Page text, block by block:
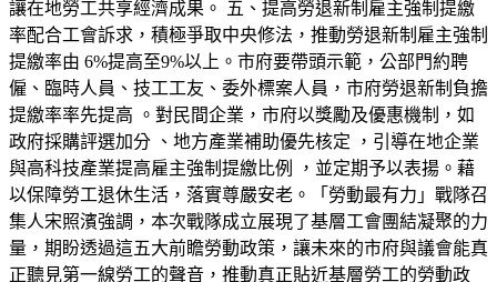
讓在地勞工共享經濟成果。 五、提高勞退新制雇主強制提繳
率配合工會訴求，積極爭取中央修法，推動勞退新制雇主強制
提繳率由 6%提高至9%以上。市府要帶頭示範，公部門約聘
僱、臨時人員、技工工友、委外標案人員，市府勞退新制負擔
提繳率率先提高 。對民間企業，市府以獎勵及優惠機制，如
政府採購評選加分 、地方產業補助優先核定 ，引導在地企業
與高科技產業提高雇主強制提繳比例 ，並定期予以表揚。藉
以保障勞工退休生活，落實尊嚴安老。「勞動最有力」戰隊召
集人宋照濱強調，本次戰隊成立展現了基層工會團結凝聚的力
量，期盼透過這五大前瞻勞動政策，讓未來的市府與議會能真
正聽見第一線勞工的聲音，推動真正貼近基層勞工的勞動政